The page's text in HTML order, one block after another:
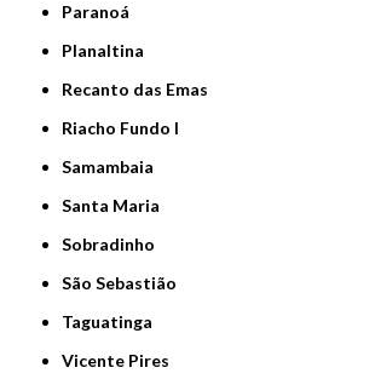
Paranoá
Planaltina
Recanto das Emas
Riacho Fundo I
Samambaia
Santa Maria
Sobradinho
São Sebastião
Taguatinga
Vicente Pires